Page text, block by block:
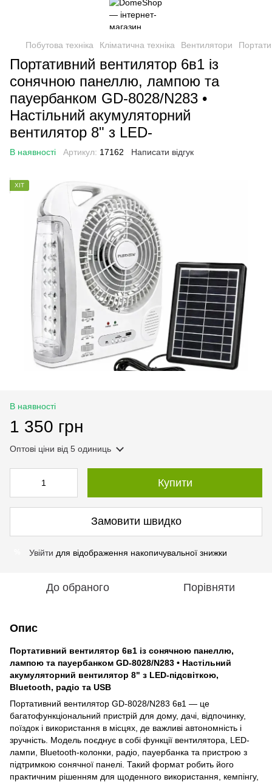
Побутова техніка Кліматична техніка Вентилятори
Портативний вентилятор 6в1 із
сонячною панеллю, лампою та
пауербанком GD-8028/N283 •
Настільний акумуляторний
вентилятор 8" з LED-
В наявності Артикул: 17162 Написати відгук
ХІТ
В наявності
1 350 грн
Оптові ціни від 5 одиниць
Купити
Замовити швидко
Увійти для відображення накопичувальної знижки
До обраного Порівняти
Опис
Портативний вентилятор 6в1 із сонячною панеллю,
лампою та пауербанком GD-8028/N283 • Настільний
акумуляторний вентилятор 8" з LED-підсвіткою,
Bluetooth, радіо та USB
Портативний вентилятор GD-8028/N283 6в1 — це
багатофункціональний пристрій для дому, дачі, відпочинку,
поїздок і використання в місцях, де важливі автономність і
зручність. Модель поєднує в собі функції вентилятора, LED-
лампи, Bluetooth-колонки, радіо, пауербанка та пристрою з
підтримкою сонячної панелі. Такий формат робить його
практичним рішенням для щоденного використання, кемпінгу,